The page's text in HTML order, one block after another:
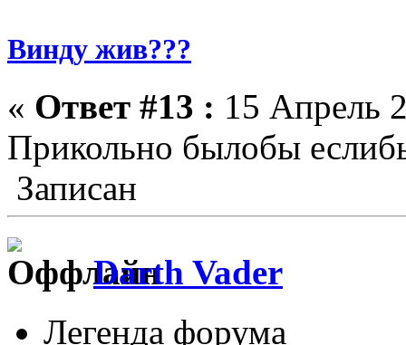
Винду жив???
« Ответ #13 : 15 Апрель
Прикольно былобы
Записан
Darth Vader
Легенда форума